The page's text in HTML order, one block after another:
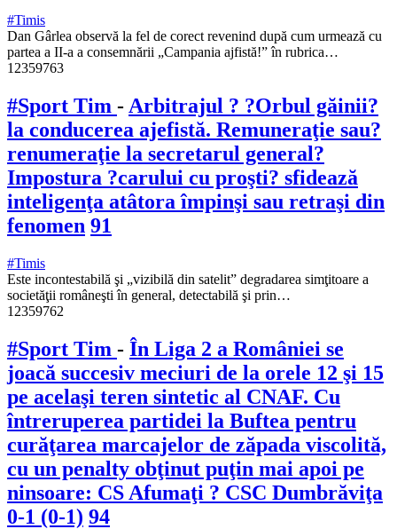
#Timis
Dan Gârlea observă la fel de corect revenind după cum urmează cu
partea a II-a a consemnării „Campania ajfistă!” în rubrica…
12359763
#Sport Tim - Arbitrajul ? ?Orbul găinii?
la conducerea ajefistă. Remuneraţie sau?
renumeraţie la secretarul general?
Impostura ?carului cu proşti? sfidează
inteligenţa atâtora împinşi sau retraşi din
fenomen 91
#Timis
Este incontestabilă şi „vizibilă din satelit” degradarea simţitoare a
societăţii româneşti în general, detectabilă şi prin…
12359762
#Sport Tim - În Liga 2 a României se
joacă succesiv meciuri de la orele 12 şi 15
pe acelaşi teren sintetic al CNAF. Cu
întreruperea partidei la Buftea pentru
curăţarea marcajelor de zăpada viscolită,
cu un penalty obţinut puţin mai apoi pe
ninsoare: CS Afumaţi ? CSC Dumbrăviţa
0-1 (0-1) 94